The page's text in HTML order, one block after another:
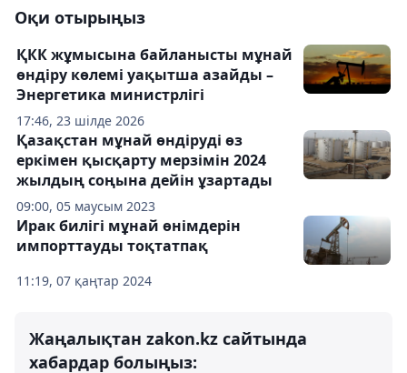
Оқи отырыңыз
17:46, 23 шілде 2026
ҚКК жұмысына байланысты мұнай
өндіру көлемі уақытша азайды –
Энергетика министрлігі
09:00, 05 маусым 2023
Қазақстан мұнай өндіруді өз
еркімен қысқарту мерзімін 2024
жылдың соңына дейін ұзартады
11:19, 07 қаңтар 2024
Ирак билігі мұнай өнімдерін
импорттауды тоқтатпақ
Жаңалықтан zakon.kz сайтында
хабардар болыңыз: